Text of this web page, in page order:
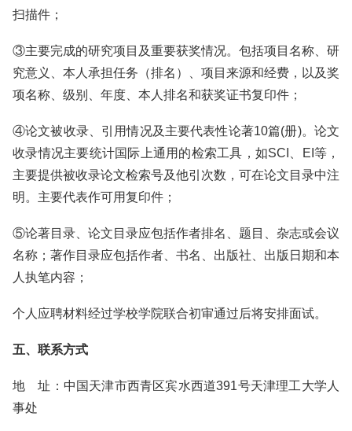
扫描件；
③主要完成的研究项目及重要获奖情况。包括项目名称、研
究意义、本人承担任务（排名）、项目来源和经费，以及奖
项名称、级别、年度、本人排名和获奖证书复印件；
④论文被收录、引用情况及主要代表性论著10篇(册)。论文
收录情况主要统计国际上通用的检索工具，如SCI、EI等，
主要提供被收录论文检索号及他引次数，可在论文目录中注
明。主要代表作可用复印件；
⑤论著目录、论文目录应包括作者排名、题目、杂志或会议
名称；著作目录应包括作者、书名、出版社、出版日期和本
人执笔内容；
个人应聘材料经过学校学院联合初审通过后将安排面试。
五、联系方式
地 址：中国天津市西青区宾水西道391号天津理工大学人
事处